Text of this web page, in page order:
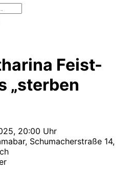
Feist-
„sterben
20:00 Uhr
Schumacherstraße 14,